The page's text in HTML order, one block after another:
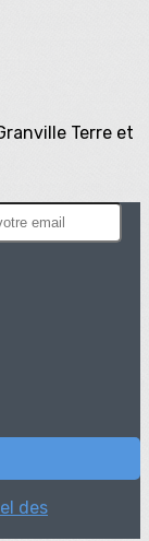
Terre et
des